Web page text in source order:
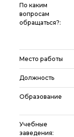
По каким
вопросам
обращаться?:
Место работы
Должность
Образование
Учебные
заведения: